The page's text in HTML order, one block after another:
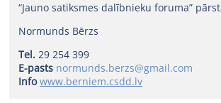
“Jauno satiksmes dalībnieku foruma”
Normunds Bērzs
Tel.29 254 399
E-pasts normunds.berzs@gmail.com
Infowww.berniem.csdd.lv